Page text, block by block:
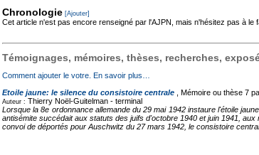
Chronologie [Ajouter]
Cet article n'est pas encore renseigné par l'AJPN, mais n'hésitez pas à
Témoignages, mémoires, thèses, recherches,
Comment ajouter le votre. En savoir plus…
Etoile jaune: le silence du consistoire centrale , Mémoire ou thèse 7
Auteur : Thierry Noël-Guitelman - terminal
Lorsque la 8e ordonnance allemande du 29 mai 1942 instaure l'étoile
antisémite succédait aux statuts des juifs d'octobre 1940 et juin 1941,
convoi de déportés pour Auschwitz du 27 mars 1942, le consistoire